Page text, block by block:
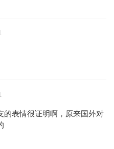
的表情很证明啊，原来国外对